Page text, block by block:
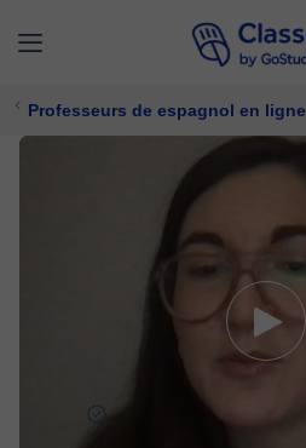
Professeurs de espagnol en ligne